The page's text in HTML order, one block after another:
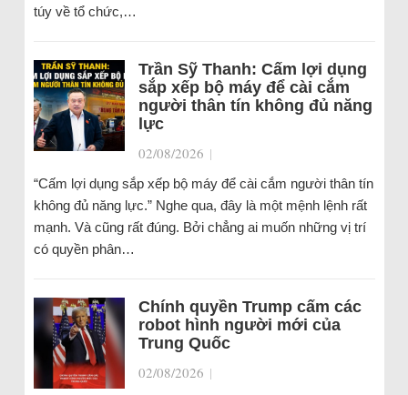
túy về tổ chức,…
Trần Sỹ Thanh: Cấm lợi dụng
sắp xếp bộ máy để cài cắm
người thân tín không đủ năng
lực
02/08/2026 |
“Cấm lợi dụng sắp xếp bộ máy để cài cắm người thân tín
không đủ năng lực.” Nghe qua, đây là một mệnh lệnh rất
mạnh. Và cũng rất đúng. Bởi chẳng ai muốn những vị trí
có quyền phân…
Chính quyền Trump cấm các
robot hình người mới của
Trung Quốc
02/08/2026 |